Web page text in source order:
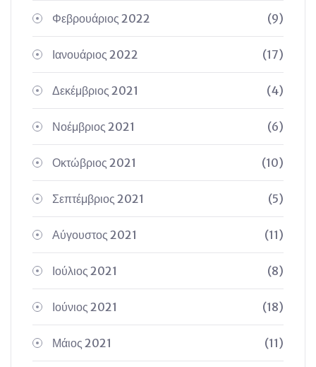
Φεβρουάριος 2022 (9)
Ιανουάριος 2022 (17)
Δεκέμβριος 2021 (4)
Νοέμβριος 2021 (6)
Οκτώβριος 2021 (10)
Σεπτέμβριος 2021 (5)
Αύγουστος 2021 (11)
Ιούλιος 2021 (8)
Ιούνιος 2021 (18)
Μάιος 2021 (11)